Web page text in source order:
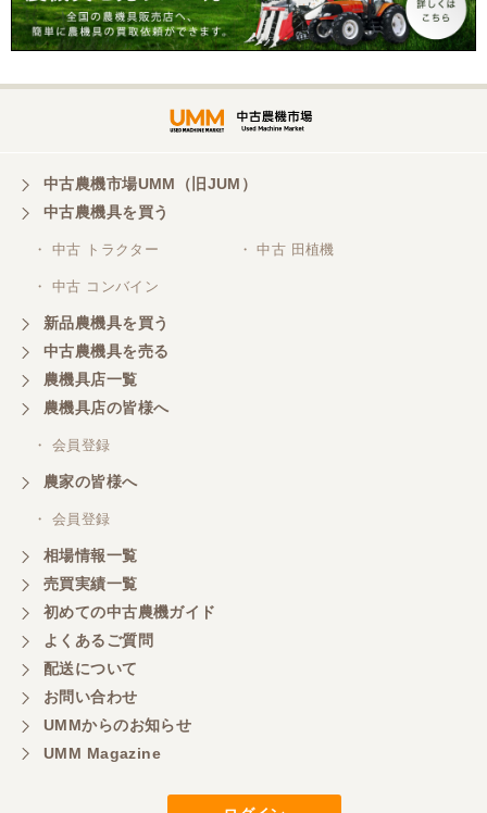
中古農機市場UMM（旧JUM）
中古農機具を買う
・ 中古 トラクター ・ 中古 田植機
・ 中古 コンバイン
新品農機具を買う
中古農機具を売る
農機具店一覧
農機具店の皆様へ
・ 会員登録
農家の皆様へ
・ 会員登録
相場情報一覧
売買実績一覧
初めての中古農機ガイド
よくあるご質問
配送について
お問い合わせ
UMMからのお知らせ
UMM Magazine